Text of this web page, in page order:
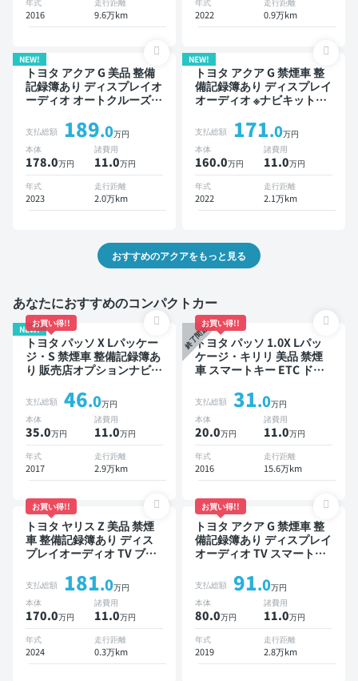
2016 9.6万km 2022 0.9万km
NEW!
トヨタ アクア G 美品 整備
記録簿あり ディスプレイオ
ーディオ オートクルーズ
モニター 衝突軽減
支払総額 189.0万円
本体
178.0万円
諸費用
11.0万円
年式
2023
走行距離
2.0万km
NEW!
トヨタ アクア G 禁煙車 整
備記録簿あり ディスプレイ
オーディオ ※ナビキットあ
モニター オートクルーズ
スマートキー ETC バック
モニター 全方位カメラ ド
ライブレコーダー 衝突軽減
支払総額 171.0万円
本体
160.0万円
諸費用
11.0万円
年式
2022
走行距離
2.1万km
おすすめのアクアをもっと見る
あなたにおすすめのコンパクトカー
NEW!
お買い得!!
トヨタ パッソ X Lパッケー
ジ・S 禁煙車 整備記録簿あ
り 販売店オプションナビ
クモニター ドライブレコー
ダー 衝突軽減
支払総額 46.0万円
本体
35.0万円
諸費用
11.0万円
年式
2017
走行距離
2.9万km
終了間近
お買い得!!
トヨタ パッソ 1.0X Lパッ
ケージ・キリリ 美品 禁煙
車 スマートキー ETC ドラ
支払総額 31.0万円
本体
20.0万円
諸費用
11.0万円
年式
2016
走行距離
15.6万km
お買い得!!
トヨタ ヤリス Z 美品 禁煙
車 整備記録簿あり ディス
プレイオーディオ TV ブラ
ートクルーズ スマートキー
ETC バックモニター 全方
位カメラ ドライブレコーダ
ー 衝突軽減
支払総額 181.0万円
本体
170.0万円
諸費用
11.0万円
年式
2024
走行距離
0.3万km
お買い得!!
トヨタ アクア G 禁煙車 整
備記録簿あり ディスプレイ
オーディオ TV スマートキ
突軽減
支払総額 91.0万円
本体
80.0万円
諸費用
11.0万円
年式
2019
走行距離
2.8万km